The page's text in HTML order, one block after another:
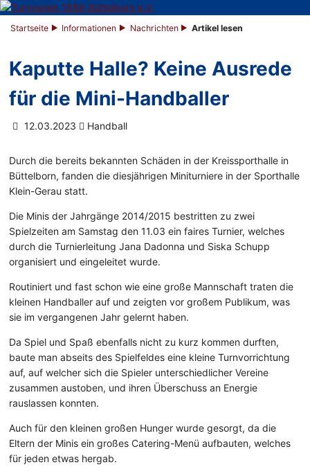
Startseite Informationen Nachrichten Artikel lesen
Kaputte Halle? Keine Ausrede
für die Mini-Handballer
12.03.2023 Handball
Durch die bereits bekannten Schäden in der Kreissporthalle in
Büttelborn, fanden die diesjährigen Miniturniere in der Sporthalle
Klein-Gerau statt.
Die Minis der Jahrgänge 2014/2015 bestritten zu zwei
Spielzeiten am Samstag den 11.03 ein faires Turnier, welches
durch die Turnierleitung Jana Dadonna und Siska Schupp
organisiert und eingeleitet wurde.
Routiniert und fast schon wie eine große Mannschaft traten die
kleinen Handballer auf und zeigten vor großem Publikum, was
sie im vergangenen Jahr gelernt haben.
Da Spiel und Spaß ebenfalls nicht zu kurz kommen durften,
baute man abseits des Spielfeldes eine kleine Turnvorrichtung
auf, auf welcher sich die Spieler unterschiedlicher Vereine
zusammen austoben, und ihren Überschuss an Energie
rauslassen konnten.
Auch für den kleinen großen Hunger wurde gesorgt, da die
Eltern der Minis ein großes Catering-Menü aufbauten, welches
für jeden etwas hergab.